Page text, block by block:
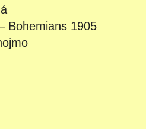
Bohemians 1905